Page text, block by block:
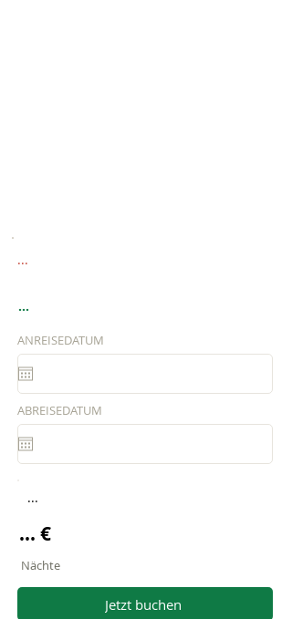
...
...
ANREISEDATUM
ABREISEDATUM
...
... €
Nächte
Jetzt buchen